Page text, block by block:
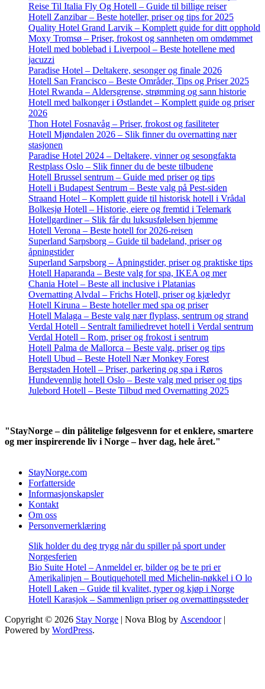
Reise Til Italia Fly Og Hotell – Guide til billige reiser
Hotell Zanzibar – Beste hoteller, priser og tips for 2025
Quality Hotel Grand Larvik – Komplett guide for ditt opphold
Moxy Tromsø – Priser, frokost og sannheten om omdømmet
Hotell med boblebad i Liverpool – Beste hotellene med
jacuzzi
Paradise Hotel – Deltakere, sesonger og finale 2026
Hotell San Francisco – Beste Områder, Tips og Priser 2025
Hotel Rwanda – Aldersgrense, strømming og sann historie
Hotell med balkonger i Østlandet – Komplett guide og priser
2026
Thon Hotel Fosnavåg – Priser, frokost og fasiliteter
Hotell Mjøndalen 2026 – Slik finner du overnatting nær
stasjonen
Paradise Hotel 2024 – Deltakere, vinner og sesongfakta
Restplass Oslo – Slik finner du de beste tilbudene
Hotell Brussel sentrum – Guide med priser og tips
Hotell i Budapest Sentrum – Beste valg på Pest-siden
Straand Hotel – Komplett guide til historisk hotell i Vrådal
Bolkesjø Hotell – Historie, eiere og fremtid i Telemark
Hotellgardiner – Slik får du luksusfølelsen hjemme
Hotell Verona – Beste hotell for 2026-reisen
Superland Sarpsborg – Guide til badeland, priser og
åpningstider
Superland Sarpsborg – Åpningstider, priser og praktiske tips
Hotell Haparanda – Beste valg for spa, IKEA og mer
Chania Hotel – Beste all inclusive i Platanias
Overnatting Alvdal – Frichs Hotell, priser og kjæledyr
Hotell Kiruna – Beste hoteller med spa og priser
Hotell Malaga – Beste valg nær flyplass, sentrum og strand
Verdal Hotell – Sentralt familiedrevet hotell i Verdal sentrum
Verdal Hotell – Rom, priser og frokost i sentrum
Hotell Palma de Mallorca – Beste valg, priser og tips
Hotell Ubud – Beste Hotell Nær Monkey Forest
Bergstaden Hotell – Priser, parkering og spa i Røros
Hundevennlig hotell Oslo – Beste valg med priser og tips
Julebord Hotell – Beste Tilbud med Overnatting 2025
"StayNorge – din pålitelige følgesvenn for et enklere, smartere
og mer inspirerende liv i Norge – hver dag, hele året."
StayNorge.com
Forfatterside
Informasjonskapsler
Kontakt
Om oss
Personvernerklæring
Slik holder du deg trygg når du spiller på sport under
Norgesferien
Bio Suite Hotel – Anmeldel er, bilder og be te pri er
Amerikalinjen – Boutiquehotell med Michelin-nøkkel i O lo
Hotell Laken – Guide til kvalitet, typer og kjøp i Norge
Hotell Karasjok – Sammenlign priser og overnattingssteder
Copyright © 2026 Stay Norge | Nova Blog by Ascendoor|
Powered by WordPress.